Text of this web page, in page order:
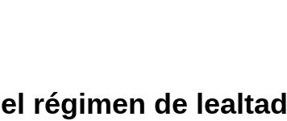
régimen de lealtad